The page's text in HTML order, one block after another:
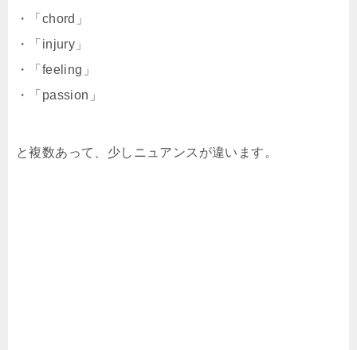
・「chord」
・「injury」
・「feeling」
・「passion」
と複数あって、少しニュアンスが違います。